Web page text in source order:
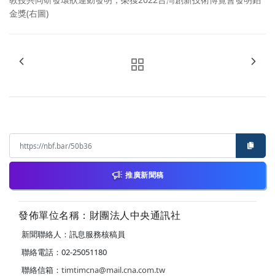
金獎(右圖)
推廣新聞稿
發佈單位名稱：財團法人中央通訊社
新聞聯絡人：訊息服務核稿員
聯絡電話：02-25051180
聯絡信箱： timtimcna@mail.cna.com.tw